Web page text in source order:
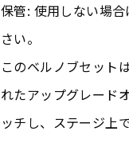
保管: 使用しない場
さい。
このベルノブセット
れたアップグレード
ッチし、ステージ上